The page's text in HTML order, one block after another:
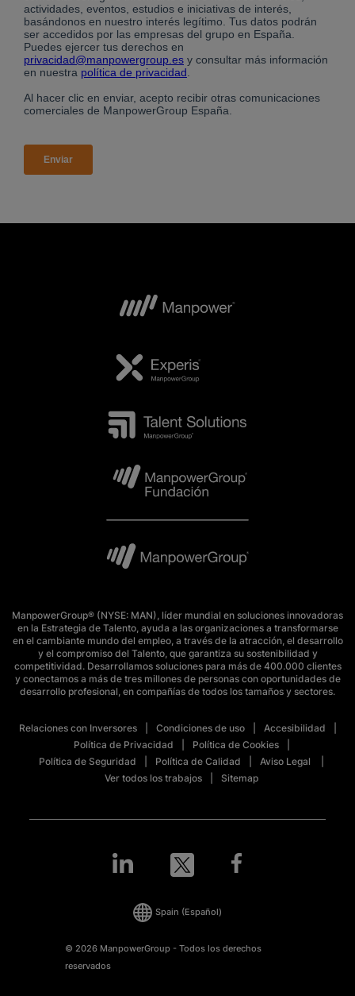
ManpowerGroup® (NYSE: MAN), líder mundial en soluciones innovadoras
en la Estrategia de Talento, ayuda a las organizaciones a transformarse
en el cambiante mundo del empleo, a través de la atracción, el desarrollo
y el compromiso del Talento, que garantiza su sostenibilidad y
competitividad. Desarrollamos soluciones para más de 400.000 clientes
y conectamos a más de tres millones de personas con oportunidades de
desarrollo profesional, en compañías de todos los tamaños y sectores.
Relaciones con Inversores Condiciones de uso
Accesibilidad
Política de Privacidad
Política de Cookies
Política de Seguridad
Política de Calidad
Aviso Legal
Ver todos los trabajos
Sitemap
© 2026 ManpowerGroup - Todos los derechos
reservados
Spain (Español)